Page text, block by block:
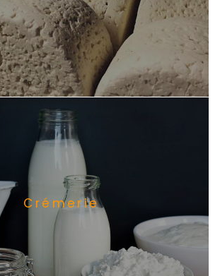
Crémerie